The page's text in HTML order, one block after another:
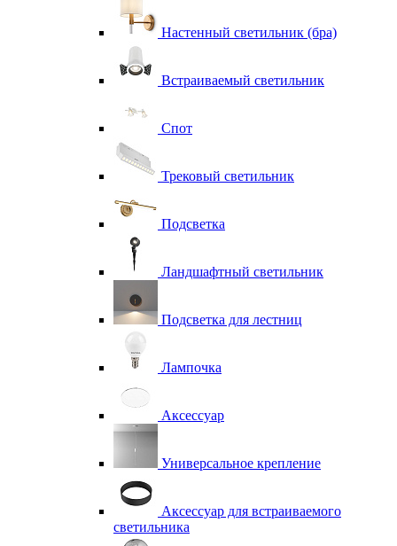
Настенный светильник (бра)
Встраиваемый светильник
Спот
Трековый светильник
Подсветка
Ландшафтный светильник
Подсветка для лестниц
Лампочка
Аксессуар
Универсальное крепление
Аксессуар для встраиваемого
светильника